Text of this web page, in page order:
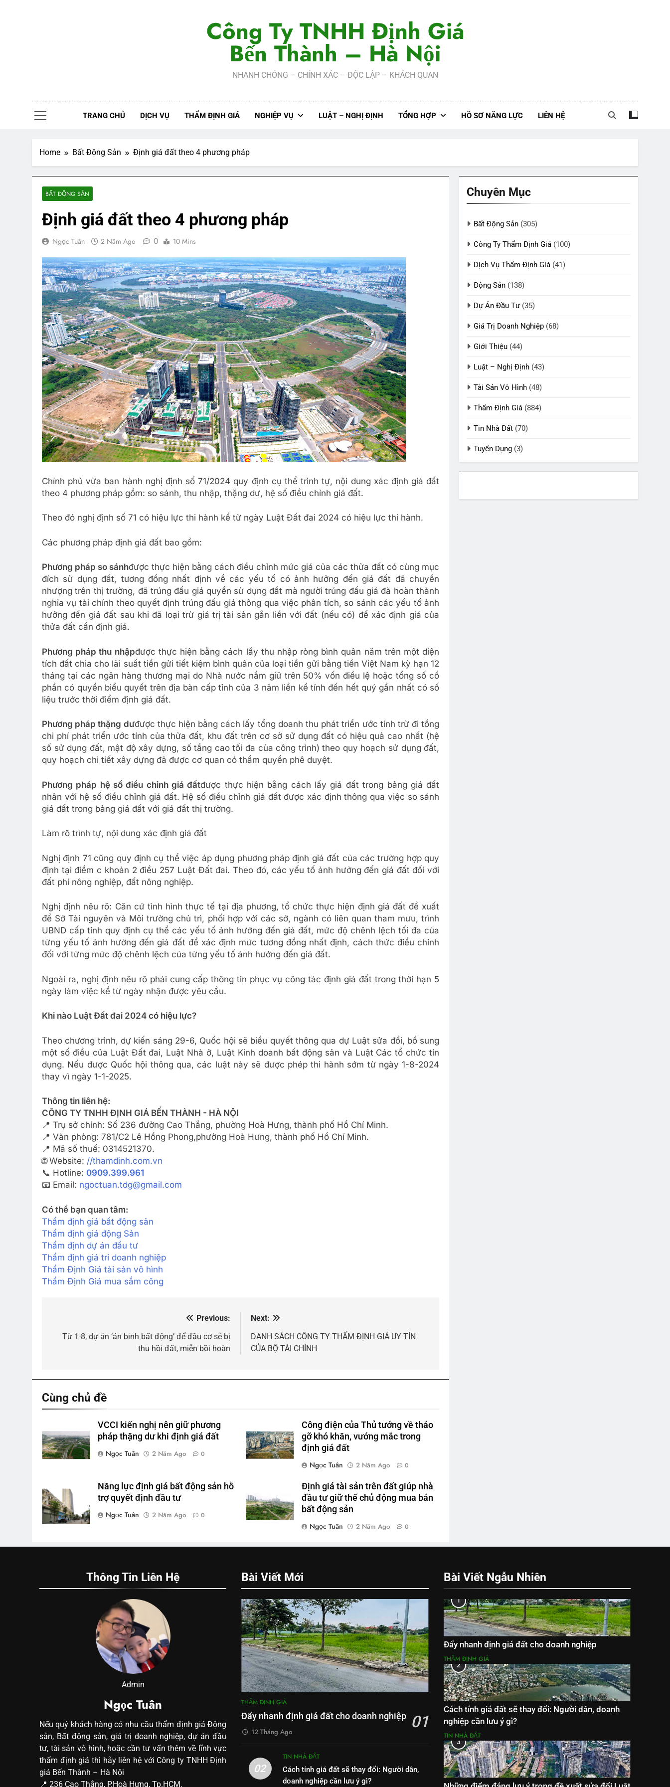
Công Ty TNHH Định Giá
Bến Thành – Hà Nội
NHANH CHÓNG – CHÍNH XÁC – ĐỘC LẬP – KHÁCH QUAN
TRANG CHỦ DỊCH VỤ THẨM ĐỊNH GIÁ NGHIỆP VỤ LUẬT – NGHỊ ĐỊNH TỔNG HỢP HỒ SƠ NĂNG LỰC LIÊN HỆ
Home Bất Động Sản Định giá đất theo 4 phương pháp
BẤT ĐỘNG SẢN
Định giá đất theo 4 phương pháp
Ngọc Tuân 2 Năm Ago 0 10 Mins
Chính phủ vừa ban hành nghị định số 71/2024 quy định cụ thể trình tự, nội dung xác định giá đất
theo 4 phương pháp gồm: so sánh, thu nhập, thặng dư, hệ số điều chỉnh giá đất.
Theo đó nghị định số 71 có hiệu lực thi hành kể từ ngày Luật Đất đai 2024 có hiệu lực thi hành.
Các phương pháp định giá đất bao gồm:
Phương pháp so sánhđược thực hiện bằng cách điều chỉnh mức giá của các thửa đất có cùng mục
đích sử dụng đất, tương đồng nhất định về các yếu tố có ảnh hưởng đến giá đất đã chuyển
nhượng trên thị trường, đã trúng đấu giá quyền sử dụng đất mà người trúng đấu giá đã hoàn thành
nghĩa vụ tài chính theo quyết định trúng đấu giá thông qua việc phân tích, so sánh các yếu tố ảnh
hưởng đến giá đất sau khi đã loại trừ giá trị tài sản gắn liền với đất (nếu có) để xác định giá của
thửa đất cần định giá.
Phương pháp thu nhậpđược thực hiện bằng cách lấy thu nhập ròng bình quân năm trên một diện
tích đất chia cho lãi suất tiền gửi tiết kiệm bình quân của loại tiền gửi bằng tiền Việt Nam kỳ hạn 12
tháng tại các ngân hàng thương mại do Nhà nước nắm giữ trên 50% vốn điều lệ hoặc tổng số cổ
phần có quyền biểu quyết trên địa bàn cấp tỉnh của 3 năm liền kề tính đến hết quý gần nhất có số
liệu trước thời điểm định giá đất.
Phương pháp thặng dưđược thực hiện bằng cách lấy tổng doanh thu phát triển ước tính trừ đi tổng
chi phí phát triển ước tính của thửa đất, khu đất trên cơ sở sử dụng đất có hiệu quả cao nhất (hệ
số sử dụng đất, mật độ xây dựng, số tầng cao tối đa của công trình) theo quy hoạch sử dụng đất,
quy hoạch chi tiết xây dựng đã được cơ quan có thẩm quyền phê duyệt.
Phương pháp hệ số điều chỉnh giá đấtđược thực hiện bằng cách lấy giá đất trong bảng giá đất
nhân với hệ số điều chỉnh giá đất. Hệ số điều chỉnh giá đất được xác định thông qua việc so sánh
giá đất trong bảng giá đất với giá đất thị trường.
Làm rõ trình tự, nội dung xác định giá đất
Nghị định 71 cũng quy định cụ thể việc áp dụng phương pháp định giá đất của các trường hợp quy
định tại điểm c khoản 2 điều 257 Luật Đất đai. Theo đó, các yếu tố ảnh hưởng đến giá đất đối với
đất phi nông nghiệp, đất nông nghiệp.
Nghị định nêu rõ: Căn cứ tình hình thực tế tại địa phương, tổ chức thực hiện định giá đất đề xuất
để Sở Tài nguyên và Môi trường chủ trì, phối hợp với các sở, ngành có liên quan tham mưu, trình
UBND cấp tỉnh quy định cụ thể các yếu tố ảnh hưởng đến giá đất, mức độ chênh lệch tối đa của
từng yếu tố ảnh hưởng đến giá đất để xác định mức tương đồng nhất định, cách thức điều chỉnh
đối với từng mức độ chênh lệch của từng yếu tố ảnh hưởng đến giá đất.
Ngoài ra, nghị định nêu rõ phải cung cấp thông tin phục vụ công tác định giá đất trong thời hạn 5
ngày làm việc kể từ ngày nhận được yêu cầu.
Khi nào Luật Đất đai 2024 có hiệu lực?
Theo chương trình, dự kiến sáng 29-6, Quốc hội sẽ biểu quyết thông qua dự Luật sửa đổi, bổ sung
một số điều của Luật Đất đai, Luật Nhà ở, Luật Kinh doanh bất động sản và Luật Các tổ chức tín
dụng. Nếu được Quốc hội thông qua, các luật này sẽ được phép thi hành sớm từ ngày 1-8-2024
thay vì ngày 1-1-2025.
Thông tin liên hệ:
CÔNG TY TNHH ĐỊNH GIÁ BẾN THÀNH - HÀ NỘI
📍 Trụ sở chính: Số 236 đường Cao Thắng, phường Hoà Hưng, thành phố Hồ Chí Minh.
📍 Văn phòng: 781/C2 Lê Hồng Phong,phường Hoà Hưng, thành phố Hồ Chí Minh.
📍 Mã số thuế: 0314521370.
🌐 Website: //thamdinh.com.vn
📞 Hotline: 0909.399.961
📧 Email: ngoctuan.tdg@gmail.com
Có thể bạn quan tâm:
Thẩm định giá bất động sản
Thẩm định giá động Sản
Thẩm định dự án đầu tư
Thẩm định giá tri doanh nghiệp
Thẩm Định Giá tài sản vô hình
Thẩm Định Giá mua sắm công
hướng
Previous:
Từ 1-8, dự án ‘án binh bất động’ để đầu cơ sẽ bị
thu hồi đất, miễn bồi hoàn
Next:
DANH SÁCH CÔNG TY THẨM ĐỊNH GIÁ UY TÍN
CỦA BỘ TÀI CHÍNH
Cùng chủ đề
VCCI kiến nghị nên giữ phương
pháp thặng dư khi định giá đất
Ngọc Tuân
2 Năm Ago 0
Công điện của Thủ tướng về tháo
gỡ khó khăn, vướng mắc trong
định giá đất
Ngọc Tuân
2 Năm Ago 0
Năng lực định giá bất động sản hỗ
trợ quyết định đầu tư
Ngọc Tuân
2 Năm Ago 0
Định giá tài sản trên đất giúp nhà
đầu tư giữ thế chủ động mua bán
bất động sản
Ngọc Tuân
2 Năm Ago 0
Chuyên Mục
Bất Động Sản (305)
Công Ty Thẩm Định Giá (100)
Dịch Vụ Thẩm Định Giá (41)
Động Sản (138)
Dự Án Đầu Tư(35)
Giá Trị Doanh Nghiệp (68)
Giới Thiệu (44)
Luật – Nghị Định (43)
Tài Sản Vô Hình (48)
Thẩm Định Giá (884)
Tin Nhà Đất (70)
Tuyển Dụng (3)
Thông Tin Liên Hệ
Admin
Ngọc Tuân
Nếu quý khách hàng có nhu cầu thẩm định giá Động
sản, Bất động sản, giá trị doanh nghiệp, dự án đầu
tư, tài sản vô hình, hoặc cần tư vấn thêm về lĩnh vực
thẩm định giá thì hãy liên hệ với Công ty TNHH Định
giá Bến Thành – Hà Nội
📍 236 Cao Thắng, P.Hoà Hưng, Tp.HCM.
Bài Viết Mới
THẨM ĐỊNH GIÁ
Đẩy nhanh định giá đất cho doanh nghiệp 01
12 Tháng Ago
02
TIN NHÀ ĐẤT
Cách tính giá đất sẽ thay đổi: Người dân,
doanh nghiệp cần lưu ý gì?
Bài Viết Ngẫu Nhiên
1
Đẩy nhanh định giá đất cho doanh nghiệp
THẨM ĐỊNH GIÁ
2
Cách tính giá đất sẽ thay đổi: Người dân, doanh
nghiệp cần lưu ý gì?
TIN NHÀ ĐẤT
3